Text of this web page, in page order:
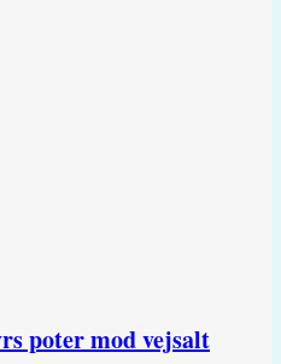
poter mod vejsalt